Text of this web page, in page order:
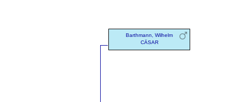
Barthmann, Wilhelm
CÄSAR